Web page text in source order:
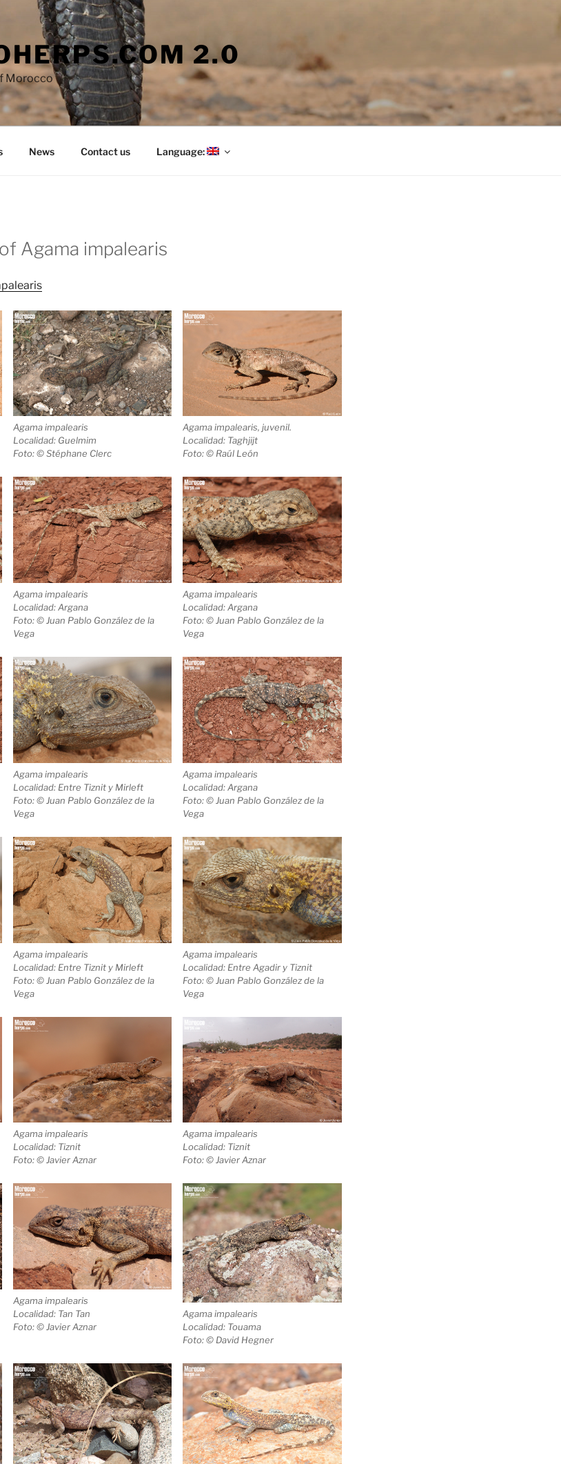
2.0
Morocco
News Contact us Language:
Agama impalearis
Agama impalearis
Localidad: Guelmim
Foto: © Stéphane Clerc
Agama impalearis, juvenil.
Localidad: Taghjijt
Foto: © Raúl León
Agama impalearis
Localidad: Argana
Foto: © Juan Pablo González de la
Vega
Agama impalearis
Localidad: Argana
Foto: © Juan Pablo González de la
Vega
Agama impalearis
Localidad: Entre Tiznit y Mirleft
Foto: © Juan Pablo González de la
Vega
Agama impalearis
Localidad: Argana
Foto: © Juan Pablo González de la
Vega
Agama impalearis
Localidad: Entre Tiznit y Mirleft
Foto: © Juan Pablo González de la
Vega
Agama impalearis
Localidad: Entre Agadir y Tiznit
Foto: © Juan Pablo González de la
Vega
Agama impalearis
Localidad: Tiznit
Foto: © Javier Aznar
Agama impalearis
Localidad: Tiznit
Foto: © Javier Aznar
Agama impalearis
Localidad: Tan Tan
Foto: © Javier Aznar
Agama impalearis
Localidad: Touama
Foto: © David Hegner